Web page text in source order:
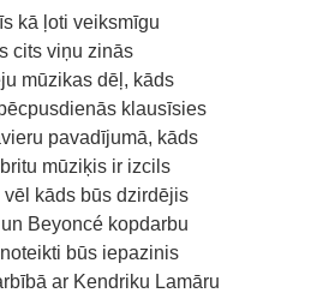
kā ļoti veiksmīgu
cits viņu zinās
mūzikas dēļ, kāds
klausīsies
pavadījumā, kāds
mūziķis ir izcils
vēl kāds būs dzirdējis
Beyoncé kopdarbu
būs iepazinis
ar Kendriku Lamāru